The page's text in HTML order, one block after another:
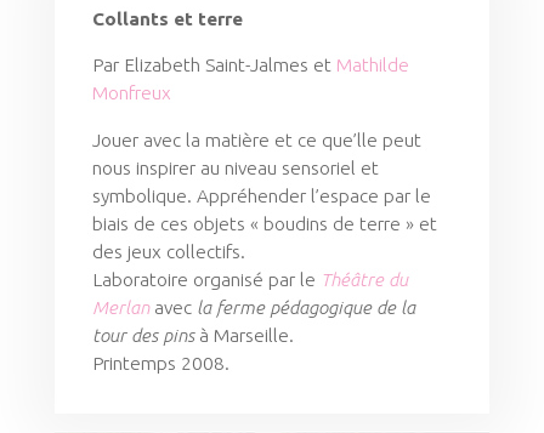
Collants et terre
Par Elizabeth Saint-Jalmes et Mathilde
Monfreux
Jouer avec la matière et ce que’lle peut
nous inspirer au niveau sensoriel et
symbolique. Appréhender l’espace par le
biais de ces objets « boudins de terre » et
des jeux collectifs.
Laboratoire organisé par le Théâtre du
Merlanavec la ferme pédagogique de la
tour des pinsà Marseille.
Printemps 2008.